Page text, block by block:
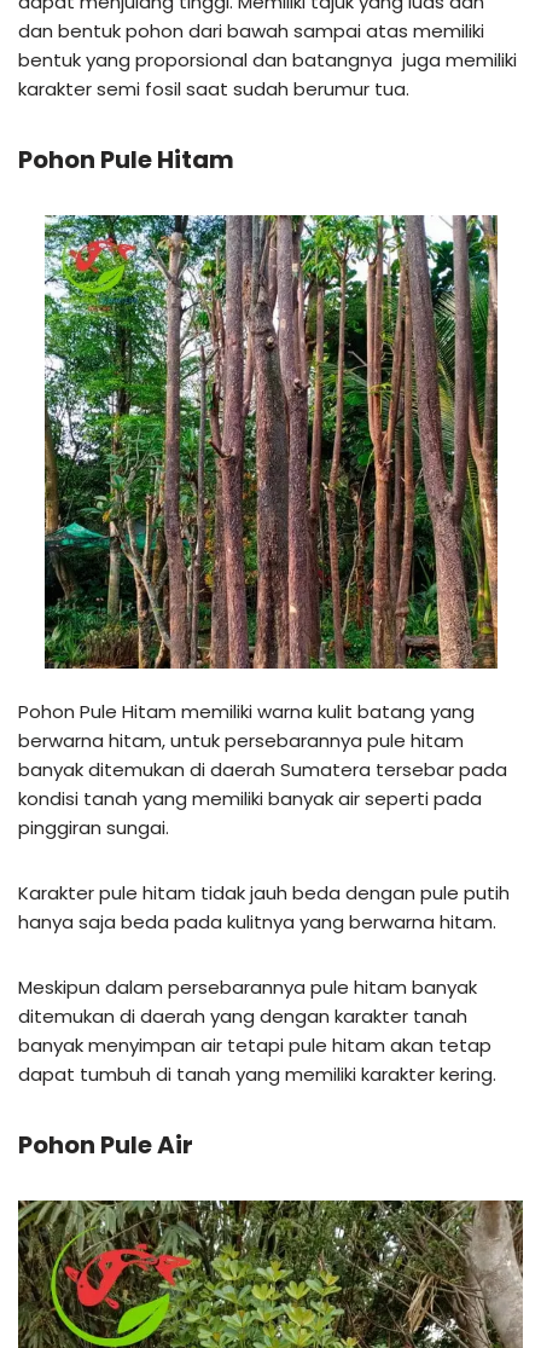
dan bentuk pohon dari bawah sampai atas memiliki
bentuk yang proporsional dan batangnya juga memiliki
karakter semi fosil saat sudah berumur tua.
Pohon Pule Hitam
Pohon Pule Hitam memiliki warna kulit batang yang
berwarna hitam, untuk persebarannya pule hitam
banyak ditemukan di daerah Sumatera tersebar pada
kondisi tanah yang memiliki banyak air seperti pada
pinggiran sungai.
Karakter pule hitam tidak jauh beda dengan pule putih
hanya saja beda pada kulitnya yang berwarna hitam.
Meskipun dalam persebarannya pule hitam banyak
ditemukan di daerah yang dengan karakter tanah
banyak menyimpan air tetapi pule hitam akan tetap
dapat tumbuh di tanah yang memiliki karakter kering.
Pohon Pule Air